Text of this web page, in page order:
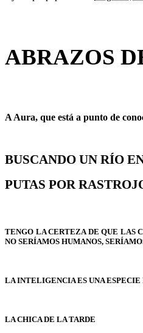
ABRAZOS
A Aura, que está a punto de
BUSCANDO UN RÍO
PUTAS POR
TENGO LA CERTEZA DE QUE LAS
NO SERÍAMOS HUMANOS,
LA INTELIGENCIA ES UNA
LA CHICA DE LA TARDE